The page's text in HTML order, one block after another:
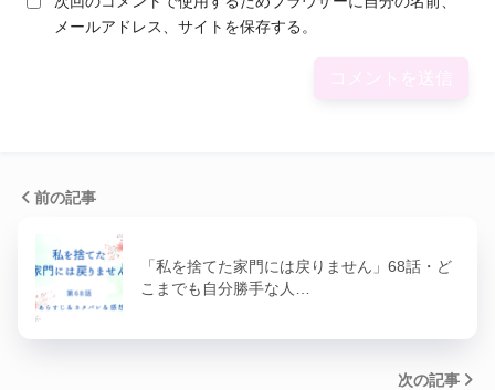
メールアドレス、サイトを保存する。
前の記事
「私を捨てた家門には戻りません」68話・ど
こまでも自分勝手な人…
次の記事